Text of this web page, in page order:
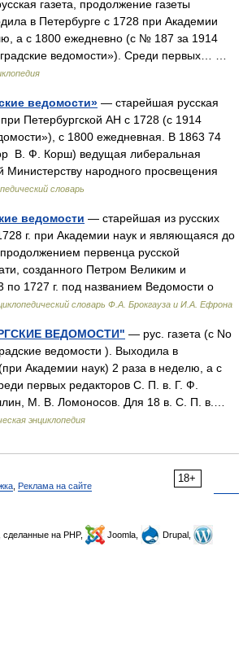
газета, продолжение газеты
в Петербурге с 1728 при Академии
а с 1800 ежедневно (с № 187 за 1914
ведомости»). Среди первых… …
ведомости» — старейшая русская
при Петербургской АН с 1728 (с 1914
с 1800 ежедневная. В 1863 74
В. Ф. Корш) ведущая либеральная
Министерству народного просвещения
словарь
ведомости — старейшая из русских
г. при Академии наук и являющаяся до
первенца русской
созданного Петром Великим и
по 1727 г. под названием Ведомости о
словарь Ф.А. Брокгауза и И.А. Ефрона
ВЕДОМОСТИ" — рус. газета (с No
ведомости ). Выходила в
Академии наук) 2 раза в неделю, а с
первых редакторов С. П. в. Г. Ф.
М. В. Ломоносов. Для 18 в. С. П. в.…
энциклопедия
18+
Реклама на сайте
, сделанные на PHP, Joomla,
Drupal,